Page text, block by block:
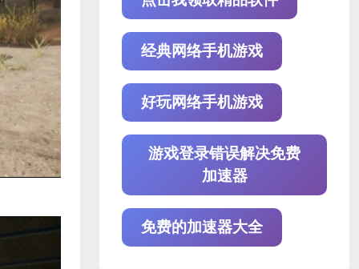
经典网络手机游戏
好玩网络手机游戏
游戏登录错误解决免费
加速器
免费的加速器大全